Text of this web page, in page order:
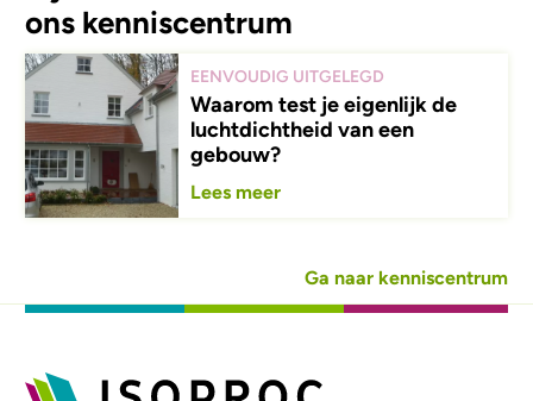
ons kenniscentrum
EENVOUDIG UITGELEGD
Waarom test je eigenlijk de
luchtdichtheid van een
gebouw?
Lees meer
Ga naar kenniscentrum